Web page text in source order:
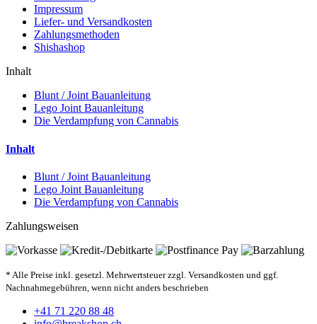
Impressum
Liefer- und Versandkosten
Zahlungsmethoden
Shishashop
Inhalt
Blunt / Joint Bauanleitung
Lego Joint Bauanleitung
Die Verdampfung von Cannabis
Inhalt
Blunt / Joint Bauanleitung
Lego Joint Bauanleitung
Die Verdampfung von Cannabis
Zahlungsweisen
* Alle Preise inkl. gesetzl. Mehrwertsteuer zzgl. Versandkosten und ggf.
Nachnahmegebühren, wenn nicht anders beschrieben
+41 71 220 88 48